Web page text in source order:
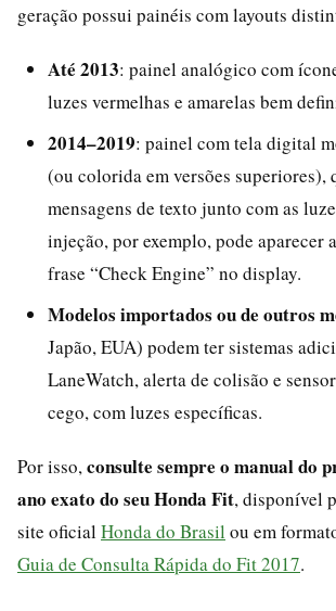
geração possui painéis com layouts
Até 2013: painel analógico com
luzes vermelhas e amarelas bem
2014–2019: painel com tela digital
(ou colorida em versões superiores),
mensagens de texto junto com as
injeção, por exemplo, pode aparecer
frase “Check Engine” no display.
Modelos importados ou de outros
Japão, EUA) podem ter sistemas
LaneWatch, alerta de colisão e
cego, com luzes específicas.
Por isso, consulte sempre o manual do
ano exato do seu Honda Fit, disponível
site oficial Honda do Brasil ou em
Guia de Consulta Rápida do Fit 2017.